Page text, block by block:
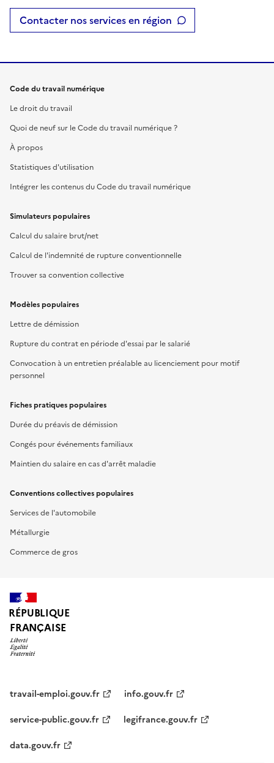
Contacter nos services en région
Code du travail numérique
Le droit du travail
Quoi de neuf sur le Code du travail numérique ?
À propos
Statistiques d'utilisation
Intégrer les contenus du Code du travail numérique
Simulateurs populaires
Calcul du salaire brut/net
Calcul de l'indemnité de rupture conventionnelle
Trouver sa convention collective
Modèles populaires
Lettre de démission
Rupture du contrat en période d'essai par le salarié
Convocation à un entretien préalable au licenciement pour motif
personnel
Fiches pratiques populaires
Durée du préavis de démission
Congés pour événements familiaux
Maintien du salaire en cas d'arrêt maladie
Conventions collectives populaires
Services de l'automobile
Métallurgie
Commerce de gros
RÉPUBLIQUE
FRANÇAISE
travail-emploi.gouv.fr
info.gouv.fr
service-public.gouv.fr
legifrance.gouv.fr
data.gouv.fr